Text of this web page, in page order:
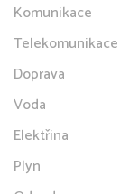
Komunikace
Telekomunikace
Doprava
Voda
Elektřina
Plyn